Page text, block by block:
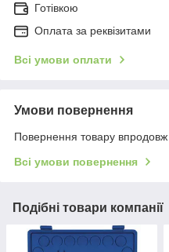
Готівкою
Оплата за реквізитами
Всі умови оплати
Умови повернення
Повернення товару впродовж
Всі умови повернення
Подібні товари компанії